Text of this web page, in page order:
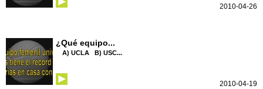
2010-04-26
¿Qué equipo...
A) UCLA B) USC...
2010-04-19